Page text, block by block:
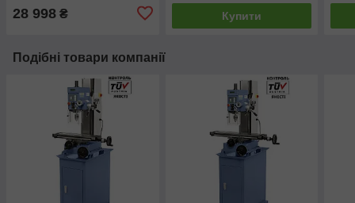
28 998 ₴ Купити
Подібні товари компанії